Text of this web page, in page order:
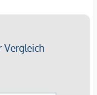
öffentlichen
U-Bahn-Linien